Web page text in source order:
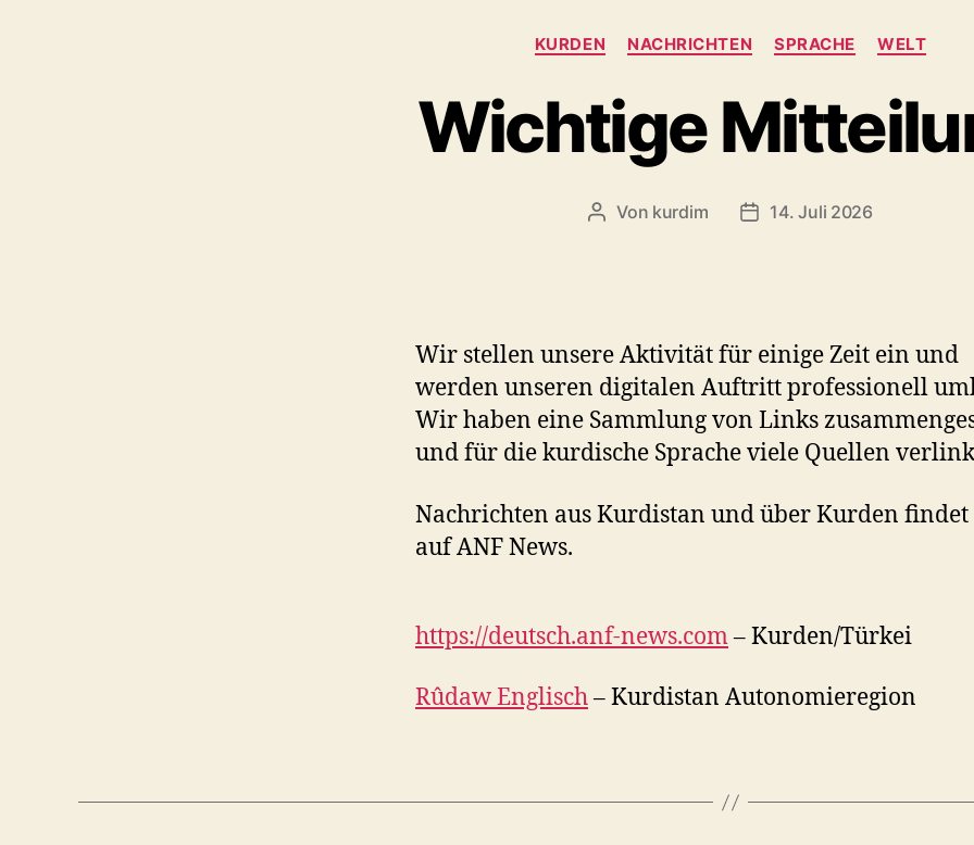
Kategorien
KURDEN NACHRICHTEN SPRACHE WELT
Wichtige
Beitragsautor
Von kurdim Veröffentlichungsdatum
14. Juli 2026
Wir stellen unsere Aktivität für einige Zeit ein und
werden unseren digitalen Auftritt professionell
Wir haben eine Sammlung von Links
und für die kurdische Sprache viele Quellen
Nachrichten aus Kurdistan und über Kurden
auf ANF News.
https://deutsch.anf-news.com– Kurden/Türkei
Rûdaw Englisch– Kurdistan Autonomieregion